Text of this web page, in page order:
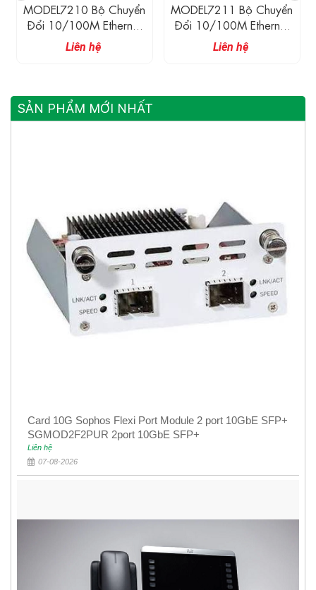
MODEL7210 Bộ Chuyển
Đổi 10/100M Ethernet
Sang 4 Cổng E1
Liên hệ
MODEL7211 Bộ Chuyển
Đổi 10/100M Ethernet
Sang E1
Liên hệ
SẢN PHẨM MỚI NHẤT
Card 10G Sophos Flexi Port Module 2 port 10GbE SFP+
SGMOD2F2PUR 2port 10GbE SFP+
Liên hệ
07-08-2026